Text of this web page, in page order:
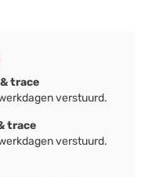
trace
verstuurd.
trace
verstuurd.